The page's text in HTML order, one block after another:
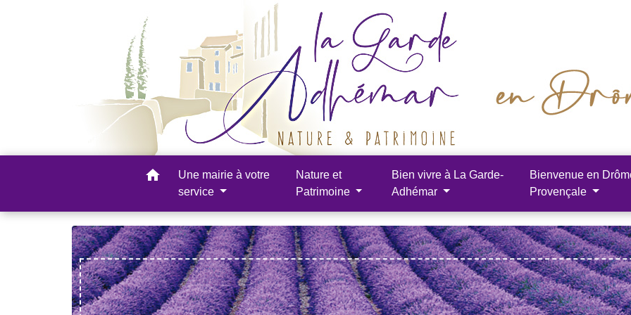
home
Une mairie à votre
service
Nature et
Patrimoine
Bien vivre à La Garde-
Adhémar
Bienvenue en
Provençale